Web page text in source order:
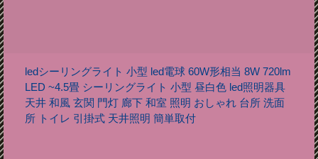
ledシーリングライト 小型 led電球 60W形相当 8W 720lm
LED ~4.5畳 シーリングライト 小型 昼白色 led照明器具
天井 和風 玄関 門灯 廊下 和室 照明 おしゃれ 台所 洗面
所 トイレ 引掛式 天井照明 簡単取付